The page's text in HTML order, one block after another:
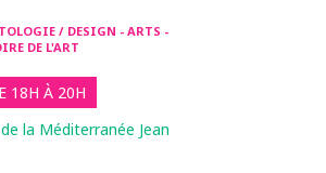
/ DESIGN - ARTS -
DE L'ART
18H À 20H
la Méditerranée Jean